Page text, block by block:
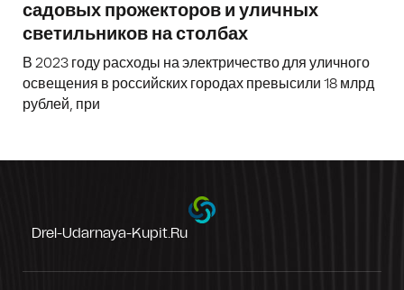
садовых прожекторов и уличных
светильников на столбах
В 2023 году расходы на электричество для уличного
освещения в российских городах превысили 18 млрд
рублей, при
Drel-Udarnaya-Kupit.ru